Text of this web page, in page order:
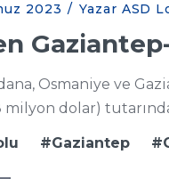
2023 / Yazar ASD
Osmaniye ve
dolar)
Gaziantep